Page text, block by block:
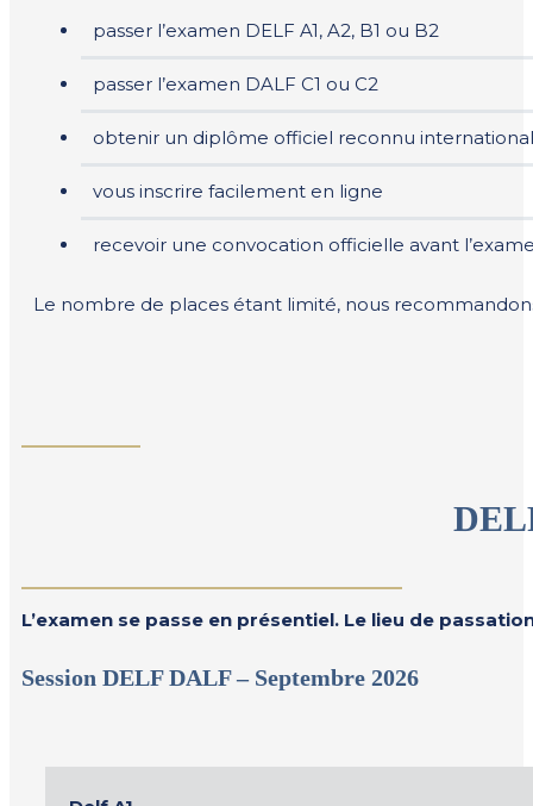
passer l’examen DELF A1, A2, B1 ou B2
passer l’examen DALF C1 ou C2
obtenir un diplôme officiel reconnu
vous inscrire facilement en ligne
recevoir une convocation officielle avant
Le nombre de places étant limité, nous
L’examen se passe en présentiel. Le lieu de
Session DELF DALF – Septembre 2026